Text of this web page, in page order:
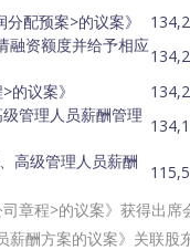
分配预案>的议案》
融资额度并给予相应
的议案》
级管理人员薪酬管理
高级管理人员薪酬
章程>的议案》获得出
薪酬方案的议案》关联股